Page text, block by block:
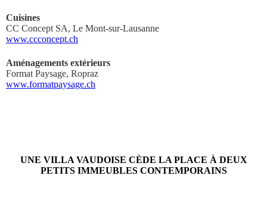
Cuisines
CC Concept SA, Le Mont-sur-Lausanne
www.ccconcept.ch
Aménagements extérieurs
Format Paysage, Ropraz
www.formatpaysage.ch
UNE VILLA VAUDOISE CÈDE LA PLACE À DEUX
PETITS IMMEUBLES CONTEMPORAINS